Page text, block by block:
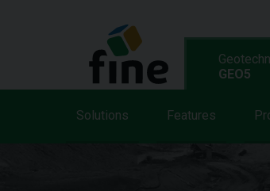
GEO5
Solutions Features